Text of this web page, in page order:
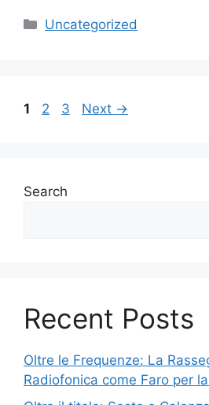
Categories
Uncategorized
Page
1 Page
2 Page
3 Next →
Search
Recent Posts
Oltre le Frequenze: La
Radiofonica come Faro per